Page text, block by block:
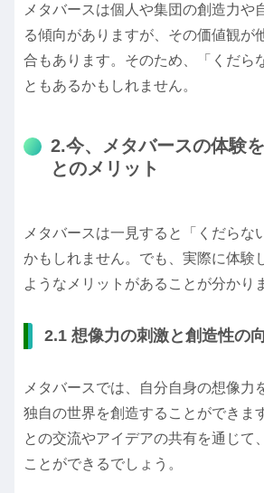
メタバースは個人や集団の創造力や
る傾向がありますが、その価値観が
合もあります。そのため、「くだら
ともあるかもしれません。
2.今、メタバースの体験
とのメリット
メタバースは一見すると「くだらな
かもしれません。でも、実際に体験
ようなメリットがあることが分かり
2.1 想像力の刺激と創造性の
メタバースでは、自分自身の想像力
独自の世界を創造することができま
との交流やアイデアの共有を通じて
ことができるでしょう。